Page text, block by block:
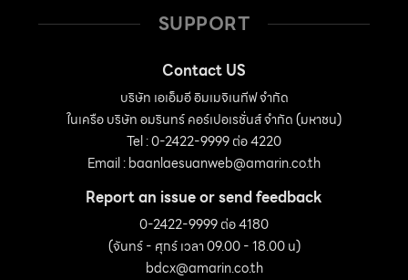
SUPPORT
Contact US
บริษัท เอเอ็มอี อิมเมจิเนทีฟ จำกัด
ในเครือ บริษัท อมรินทร์ คอร์เปอเรชั่นส์ จำกัด (มหาชน)
Tel : 0-2422-9999 ต่อ 4220
Email :baanlaesuanweb@amarin.co.th
Report an issue or send feedback
0-2422-9999 ต่อ 4180
(จันทร์ - ศุกร์ เวลา 09.00 - 18.00 น)
bdcx@amarin.co.th